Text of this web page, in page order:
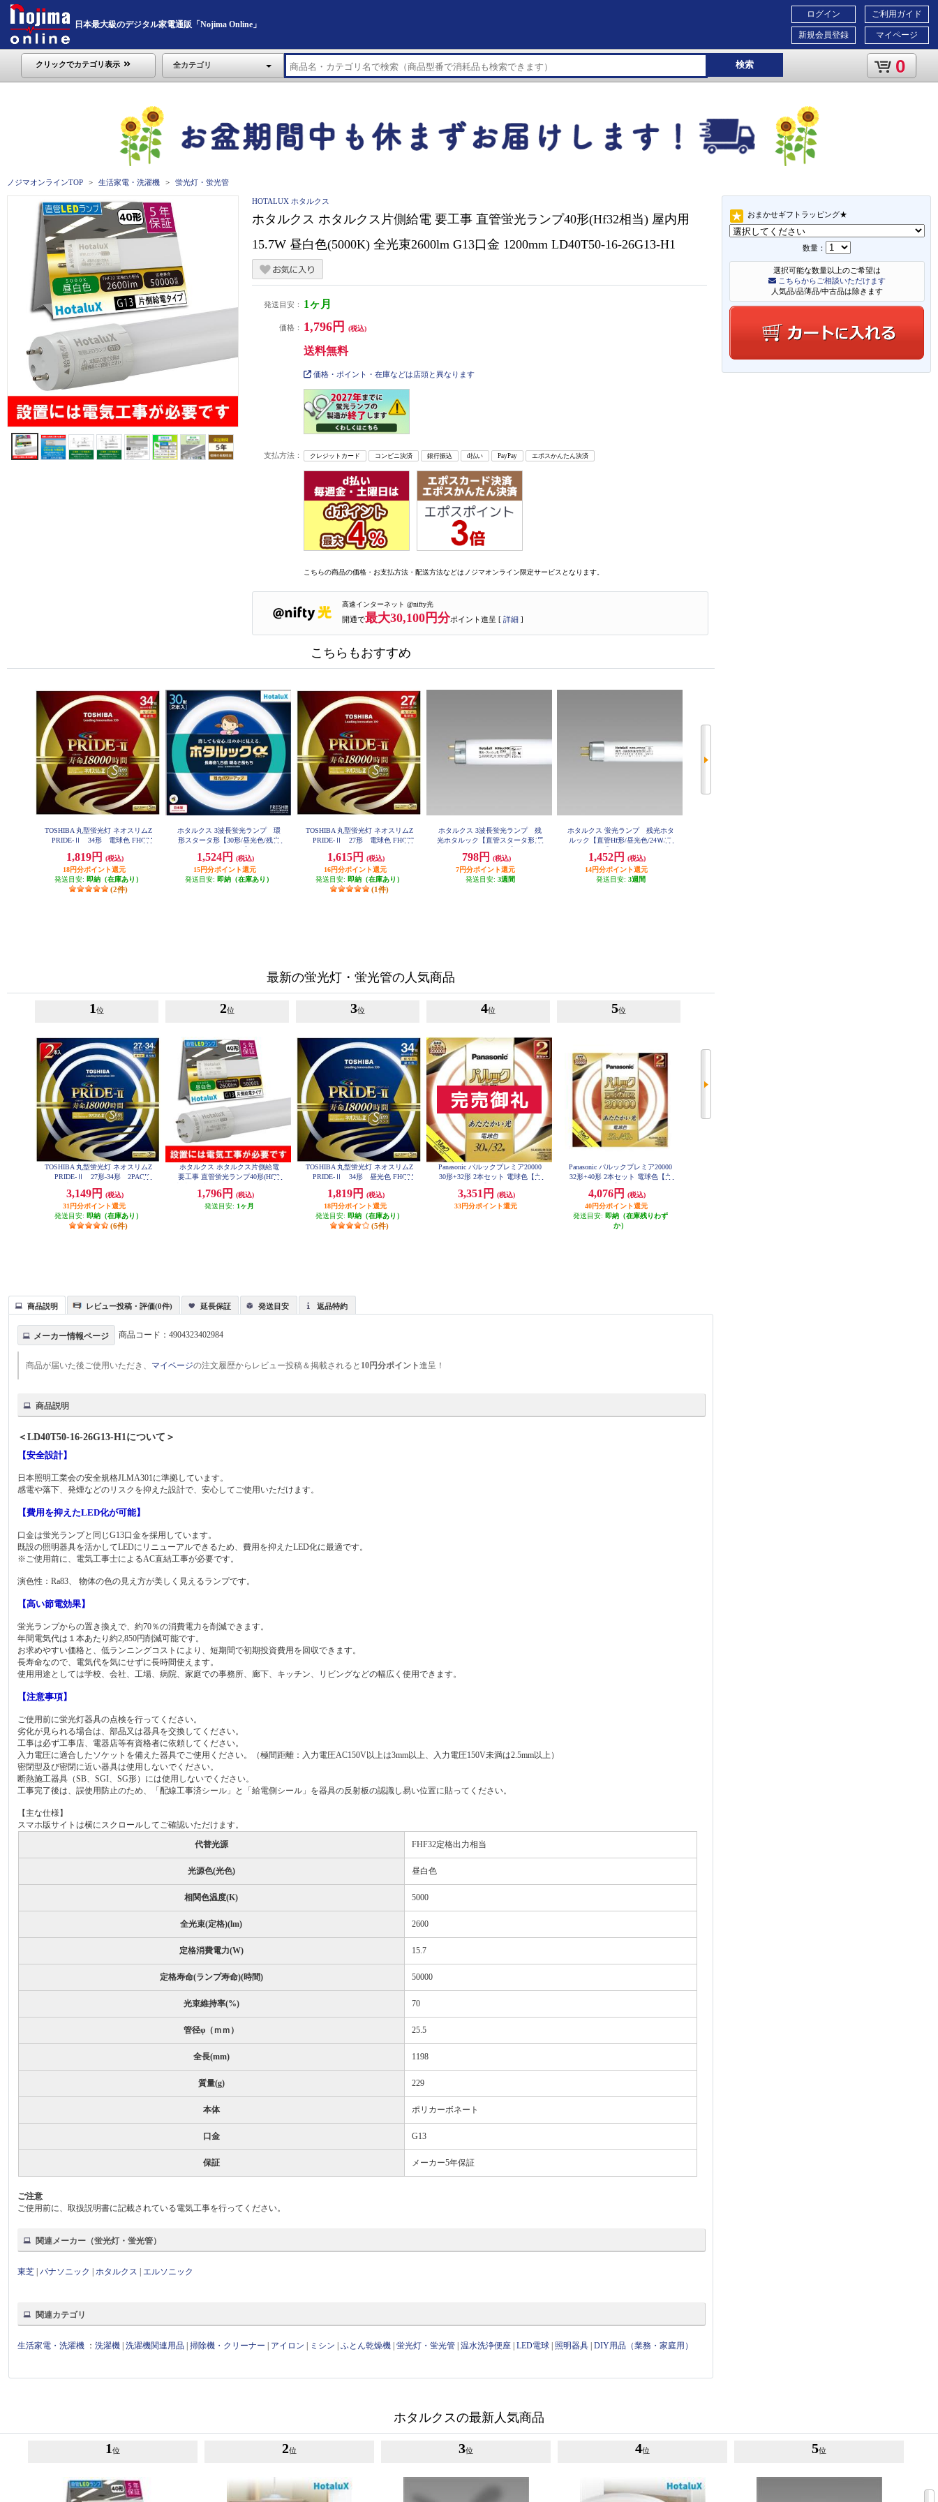
日本最大級のデジタル家電通販「Nojima Online」
ご利用ガイド
マイページ
ログイン
新規会員登録
クリックでカテゴリ表示 全カテゴリ 検索 0
ノジマオンラインTOP 生活家電・洗濯機 蛍光灯・蛍光管
おまかせギフトラッピング★
数量：
選択可能な数量以上のご希望は
こちらからご相談いただけます
人気品/品薄品/中古品は除きます
HOTALUX ホタルクス
ホタルクス ホタルクス片側給電 要工事 直管蛍光ランプ40形(Hf32相当) 屋内用
15.7W 昼白色(5000K) 全光束2600lm G13口金 1200mm LD40T50-16-26G13-H1
発送目安： 1ヶ月
価格： 1,796円 (税込)
送料無料
価格・ポイント・在庫などは店頭と異なります
支払方法： クレジットカード コンビニ決済 銀行振込 d払い PayPay エポスかんたん決済
こちらの商品の価格・お支払方法・配送方法などはノジマオンライン限定サービスとなります。
高速インターネット @nifty光
開通で最大30,100円分ポイント進呈 [ 詳細 ]
こちらもおすすめ
TOSHIBA 丸型蛍光灯 ネオスリムZ
PRIDE-Ⅱ 34形 電球色 FHC34
1,819円
(税込)
18円分ポイント還元
発送目安: 即納（在庫あり）
(2件)
ホタルクス 3波長蛍光ランプ 環
形スタータ形【30形/昼光色/残光
EDF-SHG-A2
1,524円
(税込)
15円分ポイント還元
発送目安: 即納（在庫あり）
TOSHIBA 丸型蛍光灯 ネオスリムZ
PRIDE-Ⅱ 27形 電球色 FHC27
1,615円
(税込)
16円分ポイント還元
発送目安: 即納（在庫あり）
(1件)
ホタルクス 3波長蛍光ランプ 残
光ホタルック【直管スタータ形/昼
EDF-18-SHG-A2-10
798円
(税込)
7円分ポイント還元
発送目安: 3週間
ホタルクス 蛍光ランプ 残光ホタ
ルック【直管Hf形/昼光色/24Ｗ/ラ
1,452円
(税込)
14円分ポイント還元
発送目安: 3週間
最新の蛍光灯・蛍光管の人気商品
1 位
TOSHIBA 丸型蛍光灯 ネオスリムZ
PRIDE-Ⅱ 27形-34形 2PACK
3,149円
(税込)
31円分ポイント還元
発送目安: 即納（在庫あり）
(6件)
2位
ホタルクス ホタルクス片側給電
要工事 直管蛍光ランプ40形(Hf32
全光束2600lm G13口金 1200mm L
D40T50-16-26G13-H1
1,796円
(税込)
発送目安: 1ヶ月
3位
TOSHIBA 丸型蛍光灯 ネオスリムZ
PRIDE-Ⅱ 34形 昼光色 FHC34
1,819円
(税込)
18円分ポイント還元
発送目安: 即納（在庫あり）
(5件)
4位
Panasonic パルックプレミア20000
30形+32形 2本セット 電球色【丸
32K
3,351円
(税込)
33円分ポイント還元
5位
Panasonic パルックプレミア20000
32形+40形 2本セット 電球色【丸
32K
4,076円
(税込)
40円分ポイント還元
発送目安: 即納（在庫残りわず
か）
商品説明 レビュー投稿・評価(0件) 延長保証 発送目安 返品特約
メーカー情報ページ 商品コード：4904323402984
商品が届いた後ご使用いただき、 マイページの注文履歴からレビュー投稿＆掲載されると 10円分ポイント進呈！
商品説明
＜LD40T50-16-26G13-H1について＞
【安全設計】
日本照明工業会の安全規格JLMA301に準拠しています。
感電や落下、発煙などのリスクを抑えた設計で、安心してご使用いただけます。
【費用を抑えたLED化が可能】
口金は蛍光ランプと同じG13口金を採用しています。
既設の照明器具を活かしてLEDにリニューアルできるため、費用を抑えたLED化に最適です。
※ご使用前に、電気工事士によるAC直結工事が必要です。
演色性：Ra83、 物体の色の見え方が美しく見えるランプです。
【高い節電効果】
蛍光ランプからの置き換えで、約70％の消費電力を削減できます。
年間電気代は１本あたり約2,850円削減可能です。
お求めやすい価格と、低ランニングコストにより、短期間で初期投資費用を回収できます。
長寿命なので、電気代を気にせずに長時間使えます。
使用用途としては学校、会社、工場、病院、家庭での事務所、廊下、キッチン、リビングなどの幅広く使用できます。
【注意事項】
ご使用前に蛍光灯器具の点検を行ってください。
劣化が見られる場合は、部品又は器具を交換してください。
工事は必ず工事店、電器店等有資格者に依頼してください。
入力電圧に適合したソケットを備えた器具でご使用ください。（極間距離：入力電圧AC150V以上は3mm以上、入力電圧150V未満は2.5mm以上）
密閉型及び密閉に近い器具は使用しないでください。
断熱施工器具（SB、SGI、SG形）には使用しないでください。
工事完了後は、誤使用防止のため、「配線工事済シール」と「給電側シール」を器具の反射板の認識し易い位置に貼ってください。
【主な仕様】
スマホ版サイトは横にスクロールしてご確認いただけます。
代替光源
FHF32定格出力相当
光源色(光色) 昼白色
相関色温度(K) 5000
全光束(定格)(lm) 2600
定格消費電力(W) 15.7
定格寿命(ランプ寿命)(時間) 50000
光束維持率(%) 70
管径φ（ｍｍ） 25.5
全長(mm) 1198
質量(g) 229
本体 ポリカーボネート
口金 G13
保証 メーカー5年保証
ご注意
ご使用前に、取扱説明書に記載されている電気工事を行ってください。
関連メーカー（蛍光灯・蛍光管）
東芝 |パナソニック |ホタルクス エルソニック
関連カテゴリ
生活家電・洗濯機 ：洗濯機 |洗濯機関連用品 |掃除機・クリーナー アイロン ミシン |ふとん乾燥機 |蛍光灯・蛍光管 |温水洗浄便座 |LED電球 照明器具 |DIY用品（業務・家庭用）
ホタルクスの最新人気商品
1 位 2位 3位 4位 5位